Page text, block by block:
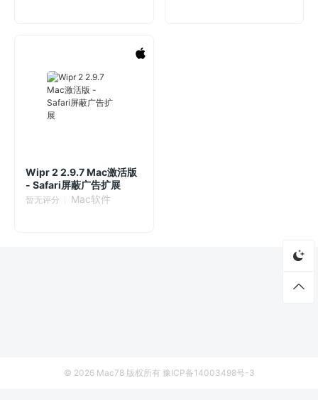
Wipr 2 2.9.7 Mac激活版
- Safari屏蔽广告扩展
暂无评分 Mac软件
© 2026 Mac78版权所有 豫ICP备14003498号-3